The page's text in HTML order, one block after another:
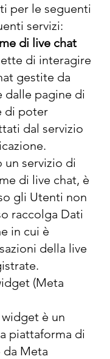
per le seguenti
servizi:
di live chat
di interagire
gestite da
pagine di
di poter
dal servizio
un servizio di
di live chat, è
gli Utenti non
raccolga Dati
in cui è
della live
(Meta
è un
piattaforma di
Meta